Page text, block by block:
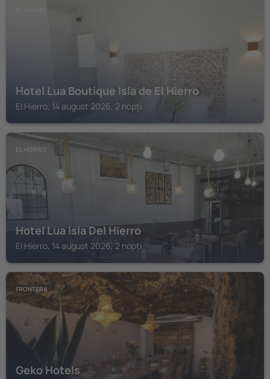
Hotel Lua Boutique Isla de El Hierro
El Hierro, 14 august 2026, 2 nopți
EL HIERRO
Hotel Lua Isla Del Hierro
El Hierro, 14 august 2026, 2 nopți
FRONTERA
Geko Hotels